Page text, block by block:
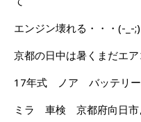
エンジン壊れる・・・(-
京都の日中は暑くまだエア
17年式 ノア バッテリー
ミラ 車検 京都府向日市